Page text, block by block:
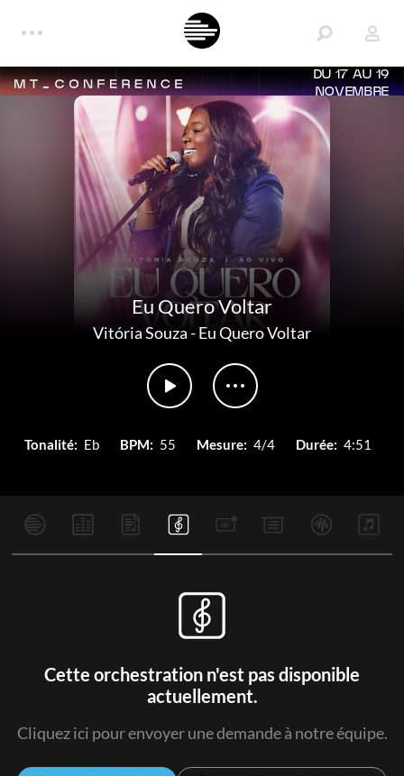
DU 17 AU 19
NOVEMBRE
Eu Quero Voltar
Vitória Souza-Eu Quero Voltar
Tonalité: Eb BPM: 55 Mesure: 4/4 Durée: 4:51
Cette orchestration n'est pas disponible
actuellement.
Cliquez ici pour envoyer une demande à notre équipe.